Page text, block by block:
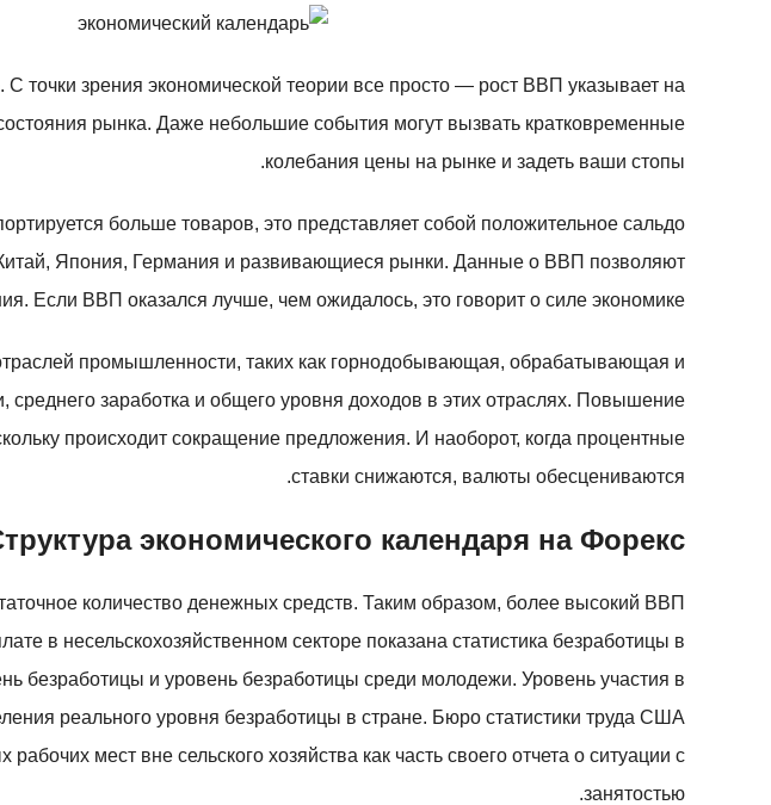
точки зрения экономической теории все просто — рост ВВП указывает на
рынка. Даже небольшие события могут вызвать кратковременные
колебания цены на рынке и задеть ваши стопы.
больше товаров, это представляет собой положительное сальдо
Китай, Япония, Германия и развивающиеся рынки. Данные о ВВП позволяют
Если ВВП оказался лучше, чем ожидалось, это говорит о силе экономике.
промышленности, таких как горнодобывающая, обрабатывающая и
среднего заработка и общего уровня доходов в этих отраслях. Повышение
происходит сокращение предложения. И наоборот, когда процентные
ставки снижаются, валюты обесцениваются.
экономического календаря на Форекс
количество денежных средств. Таким образом, более высокий ВВП
в несельскохозяйственном секторе показана статистика безработицы в
безработицы и уровень безработицы среди молодежи. Уровень участия в
реального уровня безработицы в стране. Бюро статистики труда США
мест вне сельского хозяйства как часть своего отчета о ситуации с
занятостью.